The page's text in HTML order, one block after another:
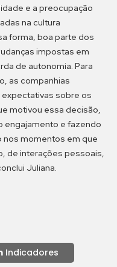
e a preocupação
na cultura
forma, boa parte dos
impostas em
de autonomia. Para
as companhias
sobre os
motivou essa decisão,
engajamento e fazendo
nos momentos em que
de interações pessoais,
Juliana.
Indicadores